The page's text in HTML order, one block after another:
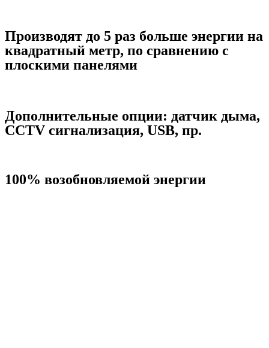
Производят до 5 раз больше энергии на
квадратный метр, по сравнению с
плоскими панелями
Дополнительные опции: датчик дыма,
CCTV сигнализация, USB, пр.
100% возобновляемой энергии